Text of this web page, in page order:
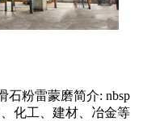
石粉雷蒙磨简介: nbsp
化工、建材、冶金等